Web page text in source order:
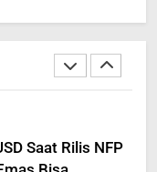
Mengukur
Geopolitik
Pasar Mata
Saat Rilis NFP